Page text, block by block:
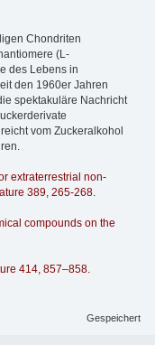
Chondriten
(L-
des Lebens in
den 1960er Jahren
spektakuläre Nachricht
vom Zuckeralkohol
extraterrestrial non-
389, 265-268.
compounds on the
414, 857–858.
Gespeichert